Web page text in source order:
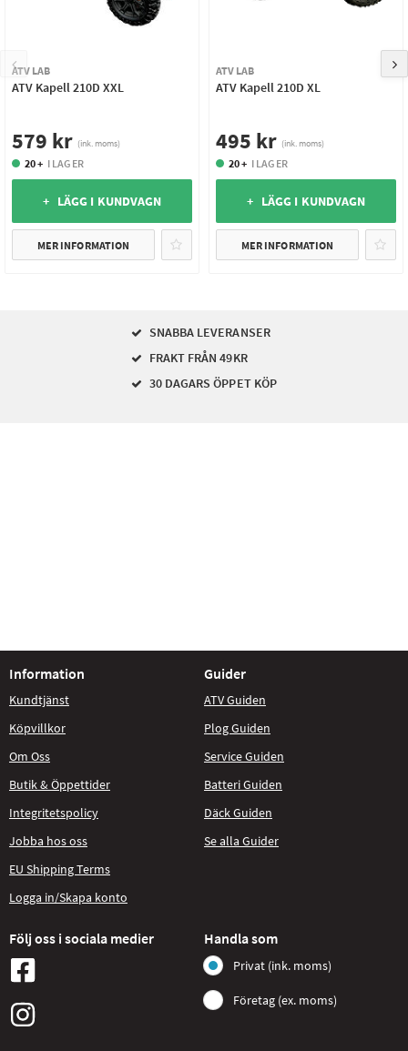
ATV LAB
ATV Kapell 210D XXL
579 kr (ink. moms)
20 + I LAGER
+ LÄGG I KUNDVAGN
MER INFORMATION
ATV LAB
ATV Kapell 210D XL
495 kr (ink. moms)
20 + I LAGER
+ LÄGG I KUNDVAGN
MER INFORMATION
SNABBA LEVERANSER
FRAKT FRÅN 49KR
30 DAGARS ÖPPET KÖP
Information
Kundtjänst
Köpvillkor
Om Oss
Butik & Öppettider
Integritetspolicy
Jobba hos oss
EU Shipping Terms
Logga in/Skapa konto
Guider
ATV Guiden
Plog Guiden
Service Guiden
Batteri Guiden
Däck Guiden
Se alla Guider
Följ oss i sociala medier Handla som
Privat (ink. moms)
Företag (ex. moms)